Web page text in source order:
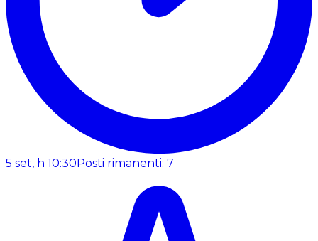
5 set, h 10:30 Posti rimanenti: 7